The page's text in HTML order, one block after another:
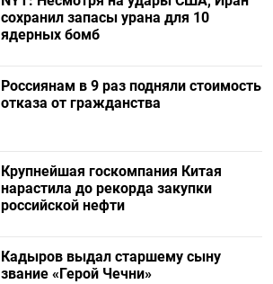
сохранил запасы урана для 10
ядерных бомб
Россиянам в 9 раз подняли стоимость
отказа от гражданства
Крупнейшая госкомпания Китая
нарастила до рекорда закупки
российской нефти
Кадыров выдал старшему сыну
звание «Герой Чечни»